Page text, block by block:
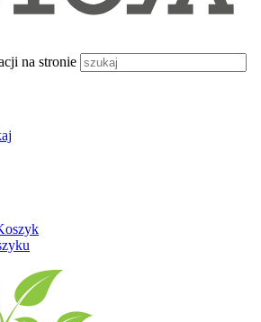
na stronie